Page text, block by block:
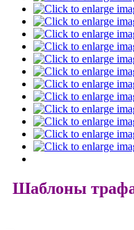
Шаблоны